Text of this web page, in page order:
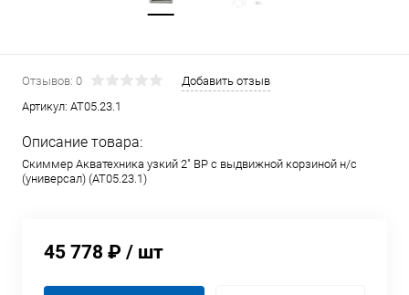
Отзывов: 0
Добавить отзыв
Артикул: AT05.23.1
Описание товара:
Скиммер Акватехника узкий 2" ВР с выдвижной корзиной н/с
(универсал) (AT05.23.1)
45 778 ₽ / шт